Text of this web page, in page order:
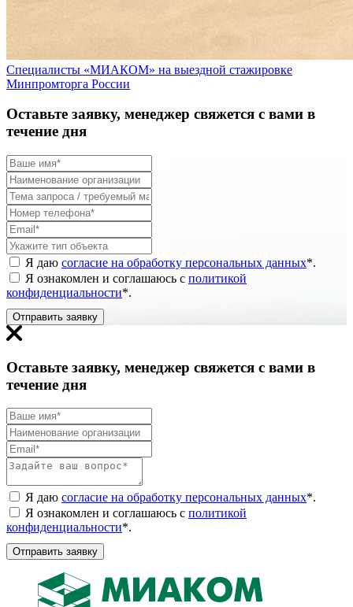
Специалисты «МИАКОМ» на выездной стажировке
Минпромторга России
Оставьте заявку, менеджер свяжется с вами в
течение дня
Я даю согласие на обработку персональных данных*.
Я ознакомлен и соглашаюсь с политикой
конфиденциальности*.
Отправить заявку
Оставьте заявку, менеджер свяжется с вами в
течение дня
Я даю согласие на обработку персональных данных*.
Я ознакомлен и соглашаюсь с политикой
конфиденциальности*.
Отправить заявку